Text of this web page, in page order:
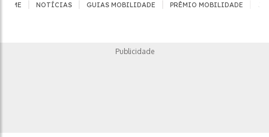
HOME NOTÍCIAS GUIAS MOBILIDADE PRÊMIO MOBILIDADE
Publicidade